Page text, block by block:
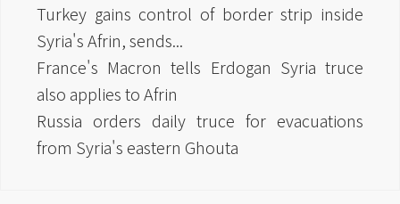
Turkey gains control of border strip inside
Syria's Afrin, sends...
France's Macron tells Erdogan Syria truce
also applies to Afrin
Russia orders daily truce for evacuations
from Syria's eastern Ghouta